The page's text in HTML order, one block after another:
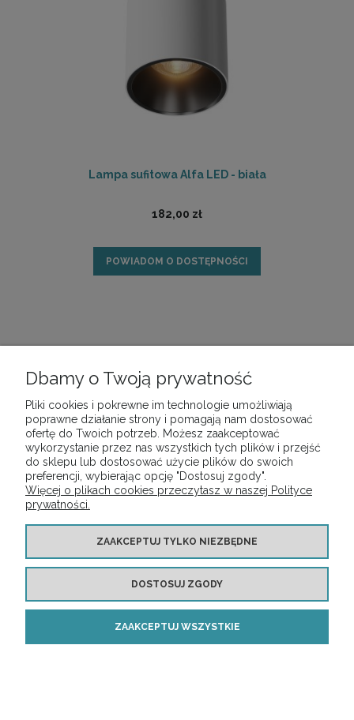
Lampa sufitowa Alfa LED - biała
182,00 zł
POWIADOM O DOSTĘPNOŚCI
Lampa sufitowa Artisan
Dbamy o Twoją prywatność
Pliki cookies i pokrewne im technologie umożliwiają
poprawne działanie strony i pomagają nam dostosować
ofertę do Twoich potrzeb. Możesz zaakceptować
wykorzystanie przez nas wszystkich tych plików i przejść
do sklepu lub dostosować użycie plików do swoich
preferencji, wybierając opcję "Dostosuj zgody".
Więcej o plikach cookies przeczytasz w naszej Polityce
prywatności.
ZAAKCEPTUJ TYLKO NIEZBĘDNE
DOSTOSUJ ZGODY
ZAAKCEPTUJ WSZYSTKIE